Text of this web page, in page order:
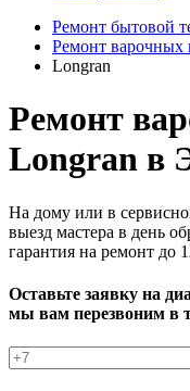
Ремонт бытовой
Ремонт варочных
Longran
Ремонт
Longran в
На дому или в
выезд мастера в день
гарантия на ремонт до
Оставьте заявку на
мы вам перезвоним в